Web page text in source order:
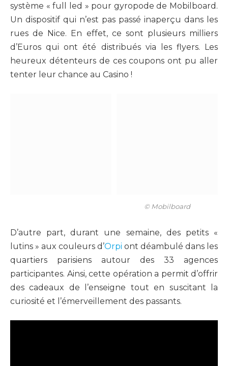
système « full led » pour gyropode de Mobilboard.
Un dispositif qui n’est pas passé inaperçu dans les
rues de Nice. En effet, ce sont plusieurs milliers
d’Euros qui ont été distribués via les flyers. Les
heureux détenteurs de ces coupons ont pu aller
tenter leur chance au Casino !
© Mobilboard
D’autre part, durant une semaine, des petits «
lutins » aux couleurs d’Orpi ont déambulé dans les
quartiers parisiens autour des 33 agences
participantes. Ainsi, cette opération a permit d’offrir
des cadeaux de l’enseigne tout en suscitant la
curiosité et l’émerveillement des passants.